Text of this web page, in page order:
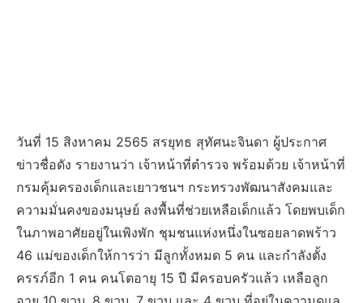
วันที่ 15 สิงหาคม 2565 สรยุทธ สุทัศนะจินดา ผู้ประกาศ
ข่าวชื่อดัง รายงานว่า เจ้าหน้าที่ตำรวจ พร้อมด้วย เจ้าหน้าที่
กรมคุ้มครองเด็กและเยาวชนฯ กระทรวงพัฒนาสังคมและ
ความมั่นคงของมนุษย์ ลงพื้นที่ช่วยเหลือเด็กแล้ว โดยพบเด็ก
ในภาพอาศัยอยู่ในเพิงพัก ชุมชนแห่งหนึ่งในซอยลาดพร้าว
46 แม่ของเด็กให้การว่า มีลูกทั้งหมด 5 คน และกำลังตั้ง
ครรภ์อีก 1 คน คนโตอายุ 15 ปี มีครอบครัวแล้ว เหลือลูก